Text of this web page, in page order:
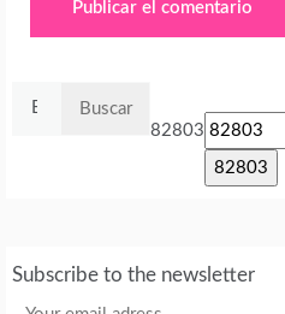
82803
Subscribe to the newsletter